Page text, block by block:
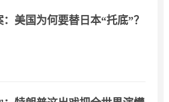
美国为何要替日本“托底”？